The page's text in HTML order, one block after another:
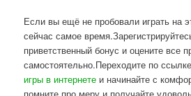
Если вы ещё не пробовали играть на
сейчас самое
приветственный бонус и оцените все
самостоятельно.Переходите по
игры в интернете и начинайте с